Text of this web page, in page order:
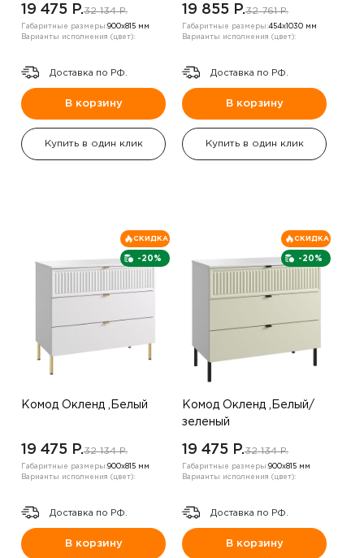
19 475 P.32 134 P.
Габаритные размеры:900х815 мм
Варианты исполнения (цвет):
Доставка по РФ.
В корзину
Купить в один клик
19 855 P.32 761 P.
Габаритные размеры:454х1030 мм
Варианты исполнения (цвет):
Доставка по РФ.
В корзину
Купить в один клик
-20%
СКИДКА
Комод Окленд ,Белый
19 475 P.32 134 P.
Габаритные размеры:900х815 мм
Варианты исполнения (цвет):
Доставка по РФ.
В корзину
-20%
СКИДКА
Комод Окленд ,Белый/
зеленый
19 475 P.32 134 P.
Габаритные размеры:900х815 мм
Варианты исполнения (цвет):
Доставка по РФ.
В корзину